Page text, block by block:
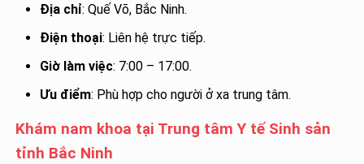
Địa chỉ: Quế Võ, Bắc Ninh.
Điện thoại: Liên hệ trực tiếp.
Giờ làm việc: 7:00 – 17:00.
Ưu điểm: Phù hợp cho người ở xa trung tâm.
Khám nam khoa tại Trung tâm Y tế Sinh sản
tỉnh Bắc Ninh